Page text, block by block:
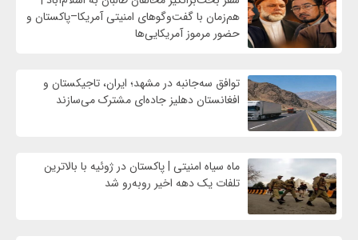
هم‌زمان با گفت‌وگوهای امنیتی آمریکا–پاکستان و
حضور مرموز آمریکایی‌ها
توافق سه‌جانبه در مشهد؛ ایران، تاجیکستان و
افغانستان دهلیز جاده‌ای مشترک می‌سازند
ماه سیاه امنیتی | پاکستان در ژوئیه با بالاترین
تلفات یک دهه اخیر روبه‌رو شد